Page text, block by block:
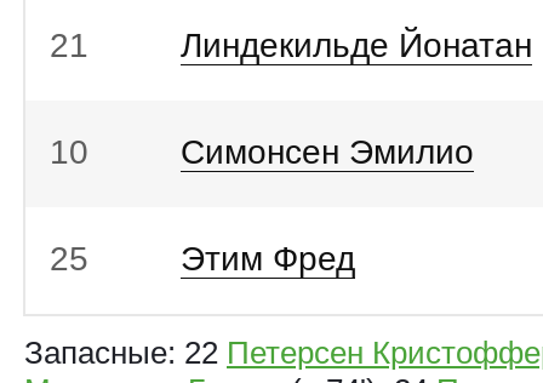
21 Линдекильде Йонатан
10 Симонсен Эмилио
25 Этим Фред
Запасные: 22 Петерсен